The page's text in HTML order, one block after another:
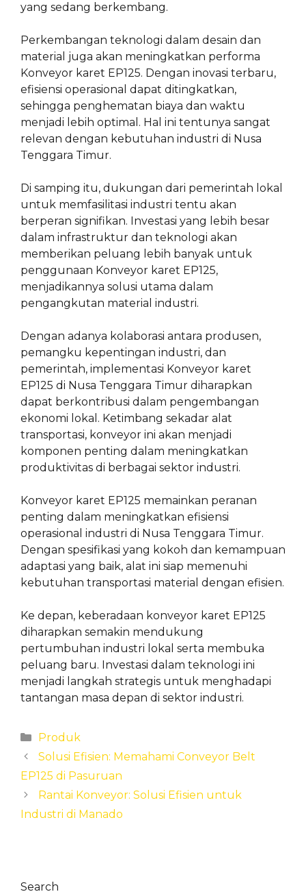
yang sedang berkembang.
Perkembangan teknologi dalam desain dan
material juga akan meningkatkan performa
Konveyor karet EP125. Dengan inovasi terbaru,
efisiensi operasional dapat ditingkatkan,
sehingga penghematan biaya dan waktu
menjadi lebih optimal. Hal ini tentunya sangat
relevan dengan kebutuhan industri di Nusa
Tenggara Timur.
Di samping itu, dukungan dari pemerintah lokal
untuk memfasilitasi industri tentu akan
berperan signifikan. Investasi yang lebih besar
dalam infrastruktur dan teknologi akan
memberikan peluang lebih banyak untuk
penggunaan Konveyor karet EP125,
menjadikannya solusi utama dalam
pengangkutan material industri.
Dengan adanya kolaborasi antara produsen,
pemangku kepentingan industri, dan
pemerintah, implementasi Konveyor karet
EP125 di Nusa Tenggara Timur diharapkan
dapat berkontribusi dalam pengembangan
ekonomi lokal. Ketimbang sekadar alat
transportasi, konveyor ini akan menjadi
komponen penting dalam meningkatkan
produktivitas di berbagai sektor industri.
Konveyor karet EP125 memainkan peranan
penting dalam meningkatkan efisiensi
operasional industri di Nusa Tenggara Timur.
Dengan spesifikasi yang kokoh dan kemampuan
adaptasi yang baik, alat ini siap memenuhi
kebutuhan transportasi material dengan efisien.
Ke depan, keberadaan konveyor karet EP125
diharapkan semakin mendukung
pertumbuhan industri lokal serta membuka
peluang baru. Investasi dalam teknologi ini
menjadi langkah strategis untuk menghadapi
tantangan masa depan di sektor industri.
Categories
Produk
Solusi Efisien: Memahami Conveyor Belt
EP125 di Pasuruan
Rantai Konveyor: Solusi Efisien untuk
Industri di Manado
Search